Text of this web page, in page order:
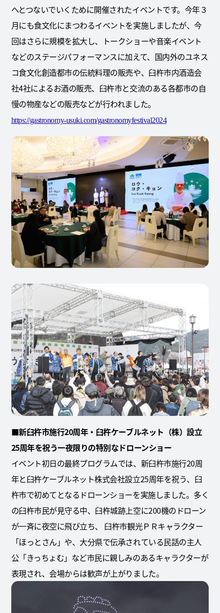
へとつないでいくために開催されたイベントです。今年３
月にも食文化にまつわるイベントを実施しましたが、今
回はさらに規模を拡大し、トークショーや音楽イベント
などのステージパフォーマンスに加えて、国内外のユネス
コ食文化創造都市の伝統料理の販売や、臼杵市内酒造会
社4社によるお酒の販売、臼杵市と交流のある各都市の自
慢の物産などの販売などが行われました。
https://gastronomy-usuki.com/gastronomyfestival2024
■新臼杵市施行20周年・臼杵ケーブルネット（株）設立
25周年を祝う一夜限りの特別なドローンショー
イベント初日の最終プログラムでは、新臼杵市施行20周
年と臼杵ケーブルネット株式会社設立25周年を祝う、臼
杵市で初めてとなるドローンショーを実施しました。多く
の臼杵市民が見守る中、臼杵城跡上空に200機のドローン
が一斉に夜空に飛び立ち、 臼杵市観光ＰＲキャラクター
「ほっとさん」や、大分県で伝承されている民話の主人
公「きっちょむ」など市民に親しみのあるキャラクターが
表現され、会場からは歓声が上がりました。